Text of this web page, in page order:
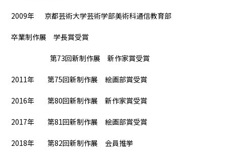
2009年 京都芸術大学芸術学部美術科通信教育部
卒業制作展 学長賞受賞
第73回新制作展 新作家賞受賞
2011年 第75回新制作展 絵画部賞受賞
2016年 第80回新制作展 新作家賞受賞
2017年 第81回新制作展 絵画部賞受賞
2018年 第82回新制作展 会員推挙